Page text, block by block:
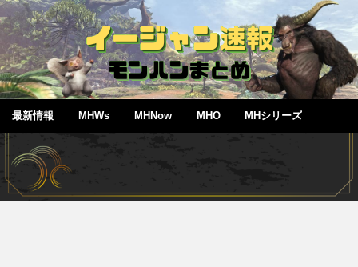
最新情報 MHWs MHNow MHO MHシリーズ